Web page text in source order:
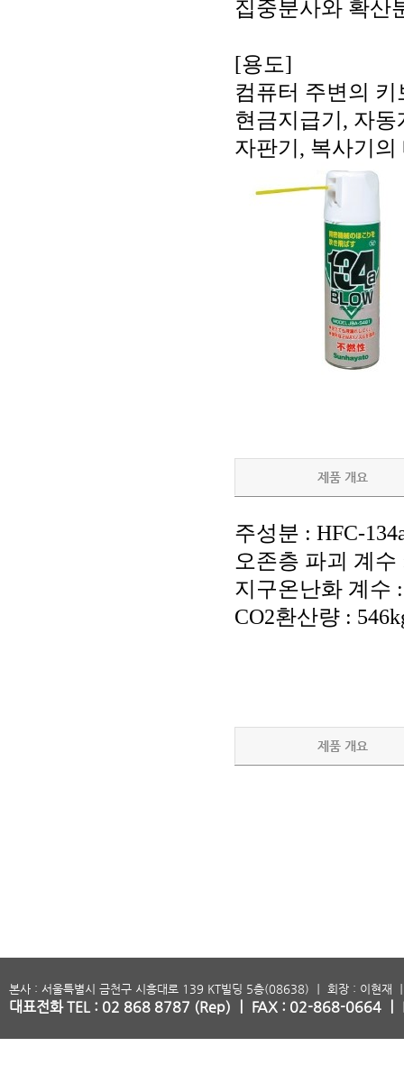
집중분사와 확산
[용도]
컴퓨터 주변의 키
현금지급기 , 자동
자판기 , 복사기의
제품 개요
주성분 : HFC-
오존층 파괴 계수
지구온난화 계수
CO2환산량 :
제품 개요
본사 : 서울특별시 금천구 시흥대로 139 KT빌딩 5층(08638) ㅣ 회장 : 이현
대표전화 TEL : 02 868 8787 (Rep) ㅣ FAX : 02-868-0664